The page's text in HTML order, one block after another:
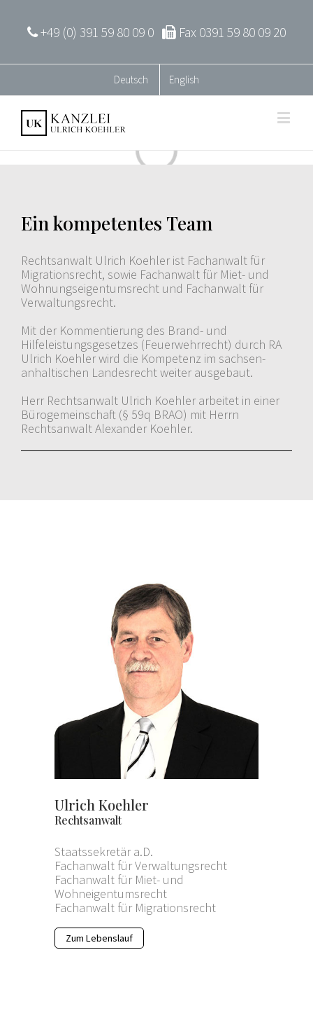
+49 (0) 391 59 80 09 0 Fax 0391 59 80 09 20
Deutsch English
Loading...
Ein kompetentes Team
Rechtsanwalt Ulrich Koehler ist Fachanwalt für
Migrationsrecht, sowie Fachanwalt für Miet- und
Wohnungseigentumsrecht und Fachanwalt für
Verwaltungsrecht.
Mit der Kommentierung des Brand- und
Hilfeleistungsgesetzes (Feuerwehrrecht) durch RA
Ulrich Koehler wird die Kompetenz im sachsen-
anhaltischen Landesrecht weiter ausgebaut.
Herr Rechtsanwalt Ulrich Koehler arbeitet in einer
Bürogemeinschaft (§ 59q BRAO) mit Herrn
Rechtsanwalt Alexander Koehler.
Ulrich Koehler
Rechtsanwalt
Staatssekretär a.D.
Fachanwalt für Verwaltungsrecht
Fachanwalt für Miet- und
Wohneigentumsrecht
Fachanwalt für Migrationsrecht
Zum Lebenslauf